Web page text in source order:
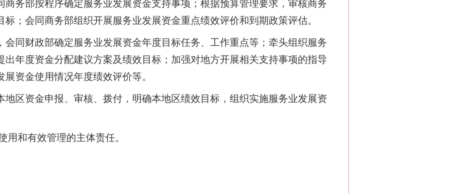
部按程序确定服务业发展资金支持事项；根据预算管理要求，审核商务
；会同商务部组织开展服务业发展资金重点绩效评价和到期政策评估。
财政部确定服务业发展资金年度目标任务、工作重点等；牵头组织服务
年度资金分配建议方案及绩效目标；加强对地方开展相关支持事项的指导
资金使用情况年度绩效评价等。
资金申报、审核、拨付，明确本地区绩效目标，组织实施服务业发展资
和有效管理的主体责任。